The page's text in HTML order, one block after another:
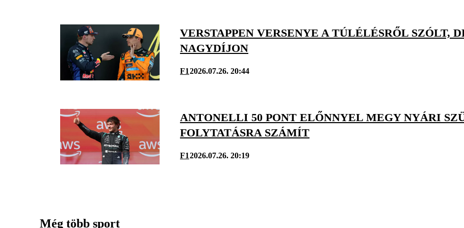
VERSTAPPEN VERSENYE A TÚLÉLÉSRŐL SZÓLT,
NAGYDÍJON
F12026.07.26. 20:44
ANTONELLI 50 PONT ELŐNNYEL MEGY NYÁRI
FOLYTATÁSRA SZÁMÍT
F12026.07.26. 20:19
Még több sport